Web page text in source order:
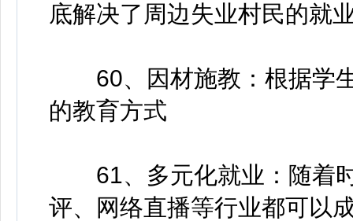
底解决了周边失业村民的就
60、因材施教：根据学生
的教育方式
61、多元化就业：随着时
评、网络直播等行业都可以